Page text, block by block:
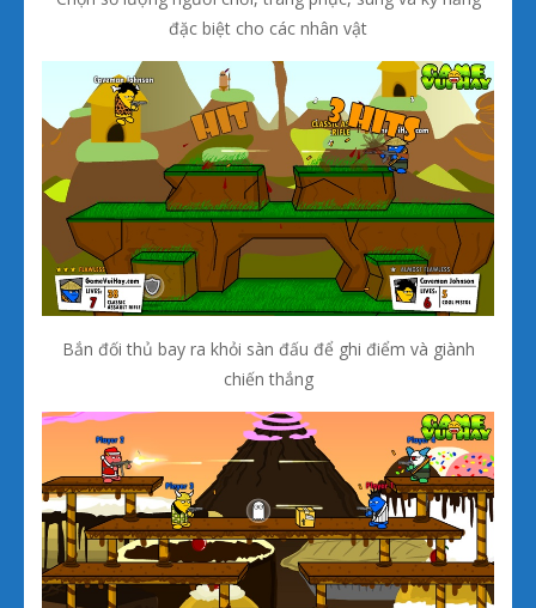
đặc biệt cho các nhân vật
Bắn đối thủ bay ra khỏi sàn đấu để ghi điểm và giành
chiến thắng